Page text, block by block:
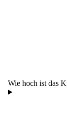
Wie hoch ist das